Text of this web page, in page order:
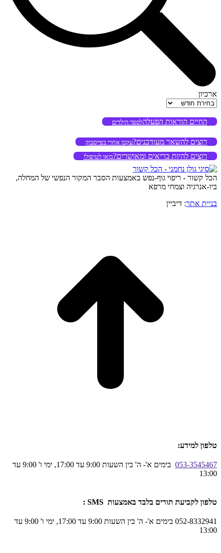
ארכיון
ארכיון
החיים הוראות הפעלהלספר הילדים
רוצים להשאר מעודכנים?עקבו אחרי בפייסבוק
רוצים להיות בריאים ומאושרים?בואו לטיפול!
הכל קשור - ריפוי גוף-נפש באמצעות הסבר המקור הנפשי של המחלה,
ביו-אנרגיה וצמחי מרפא
בניית אתר: דיביין
טלפון למידע:
053-3545467
בימים א'- ה' בין השעות 9:00 עד 17:00, ימי ו' 9:00 עד
13:00
טלפון לקביעת תורים בלבד באמצעות SMS :
052-8332941 בימים א'- ה' בין השעות 9:00 עד 17:00, ימי ו' 9:00 עד
13:00